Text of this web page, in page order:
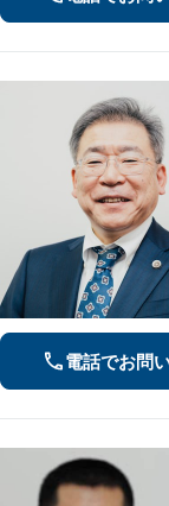
電話でお問